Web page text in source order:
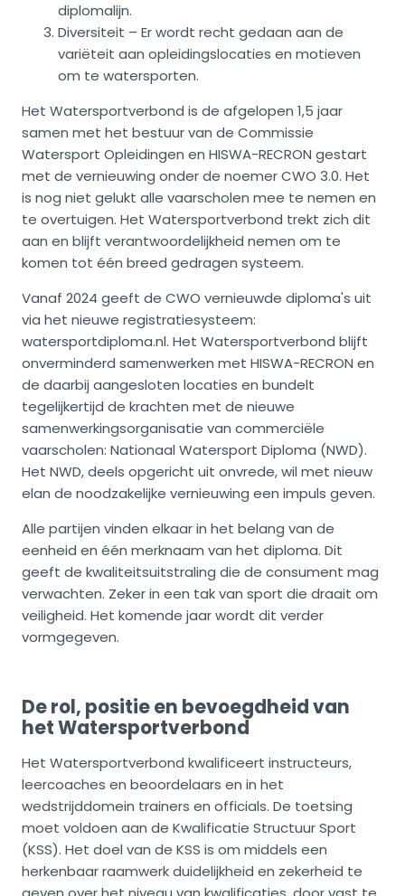
diplomalijn.
Diversiteit – Er wordt recht gedaan aan de
variëteit aan opleidingslocaties en motieven
om te watersporten.
Het Watersportverbond is de afgelopen 1,5 jaar
samen met het bestuur van de Commissie
Watersport Opleidingen en HISWA-RECRON gestart
met de vernieuwing onder de noemer CWO 3.0. Het
is nog niet gelukt alle vaarscholen mee te nemen en
te overtuigen. Het Watersportverbond trekt zich dit
aan en blijft verantwoordelijkheid nemen om te
komen tot één breed gedragen systeem.
Vanaf 2024 geeft de CWO vernieuwde diploma's uit
via het nieuwe registratiesysteem:
watersportdiploma.nl. Het Watersportverbond blijft
onverminderd samenwerken met HISWA-RECRON en
de daarbij aangesloten locaties en bundelt
tegelijkertijd de krachten met de nieuwe
samenwerkingsorganisatie van commerciële
vaarscholen: Nationaal Watersport Diploma (NWD).
Het NWD, deels opgericht uit onvrede, wil met nieuw
elan de noodzakelijke vernieuwing een impuls geven.
Alle partijen vinden elkaar in het belang van de
eenheid en één merknaam van het diploma. Dit
geeft de kwaliteitsuitstraling die de consument mag
verwachten. Zeker in een tak van sport die draait om
veiligheid. Het komende jaar wordt dit verder
vormgegeven.
De rol, positie en bevoegdheid van
het Watersportverbond
Het Watersportverbond kwalificeert instructeurs,
leercoaches en beoordelaars en in het
wedstrijddomein trainers en officials. De toetsing
moet voldoen aan de Kwalificatie Structuur Sport
(KSS). Het doel van de KSS is om middels een
herkenbaar raamwerk duidelijkheid en zekerheid te